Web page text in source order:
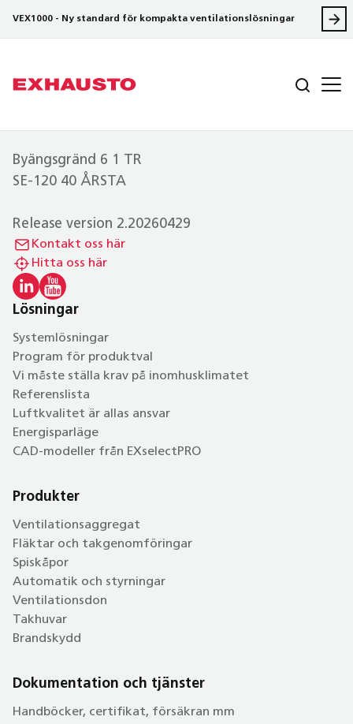
VEX1000 - Ny standard för kompakta ventilationslösningar
Byängsgränd 6 1 TR
SE-120 40 ÅRSTA
Release version 2.20260429
Kontakt oss här
Hitta oss här
Lösningar
Systemlösningar
Program för produktval
Vi måste ställa krav på inomhusklimatet
Referenslista
Luftkvalitet är allas ansvar
Energisparläge
CAD-modeller från EXselectPRO
Produkter
Ventilationsaggregat
Fläktar och takgenomföringar
Spiskåpor
Automatik och styrningar
Ventilationsdon
Takhuvar
Brandskydd
Dokumentation och tjänster
Handböcker, certifikat, försäkran mm